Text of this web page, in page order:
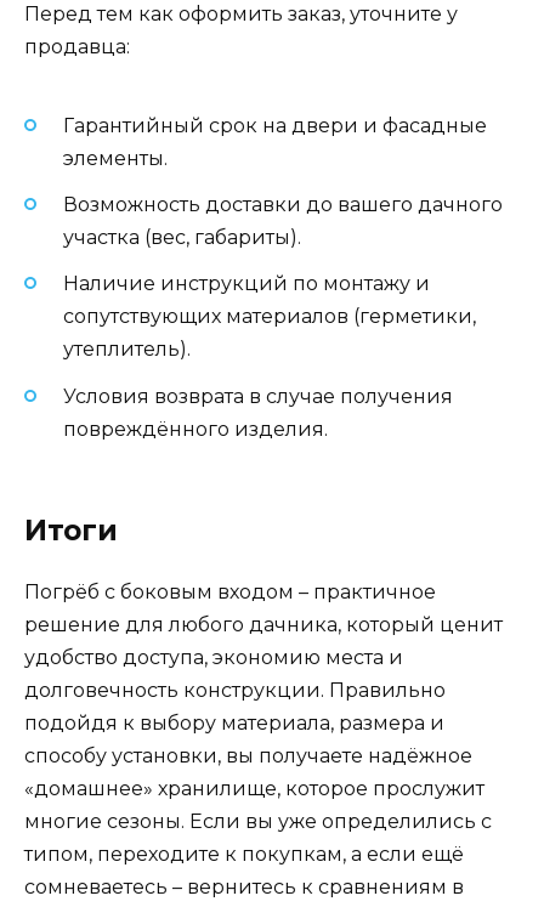
Перед тем как оформить заказ, уточните у
продавца:
Гарантийный срок на двери и фасадные
элементы.
Возможность доставки до вашего дачного
участка (вес, габариты).
Наличие инструкций по монтажу и
сопутствующих материалов (герметики,
утеплитель).
Условия возврата в случае получения
повреждённого изделия.
Итоги
Погрёб с боковым входом – практичное
решение для любого дачника, который ценит
удобство доступа, экономию места и
долговечность конструкции. Правильно
подойдя к выбору материала, размера и
способу установки, вы получаете надёжное
«домашнее» хранилище, которое прослужит
многие сезоны. Если вы уже определились с
типом, переходите к покупкам, а если ещё
сомневаетесь – вернитесь к сравнениям в